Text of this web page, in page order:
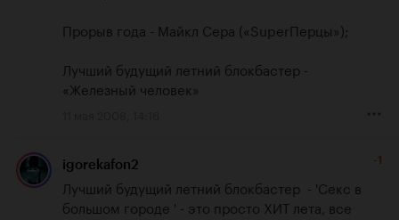
Прорыв года - Майкл Сера («SuperПерцы»);
Лучший будущий летний блокбастер -
«Железный человек»
igorekafon2 -1
Лучший будущий летний блокбастер  - 'Секс в
большом городе ' - это просто ХИТ лета, все